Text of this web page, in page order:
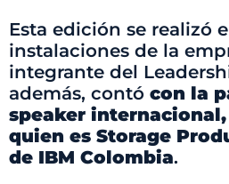
Esta edición se realizó
instalaciones de la
integrante del
además, contó con la
speaker
quien es Storage
de IBM Colombia.